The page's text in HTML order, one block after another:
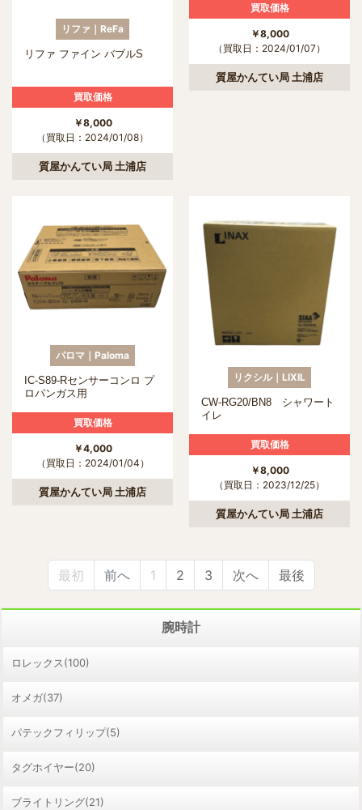
リファ｜ReFa
リファ ファイン バブルS
買取価格
￥8,000
（買取日：2024/01/08）
質屋かんてい局 土浦店
買取価格
￥8,000
（買取日：2024/01/07）
質屋かんてい局 土浦店
パロマ｜Paloma
IC-S89-Rセンサーコンロ プ
ロパンガス用
買取価格
￥4,000
（買取日：2024/01/04）
質屋かんてい局 土浦店
リクシル｜LIXIL
CW-RG20/BN8 シャワート
イレ
買取価格
￥8,000
（買取日：2023/12/25）
質屋かんてい局 土浦店
最初 前へ 1 2 3 次へ 最後
腕時計
ロレックス(100)
オメガ(37)
パテックフィリップ(5)
タグホイヤー(20)
ブライトリング(21)